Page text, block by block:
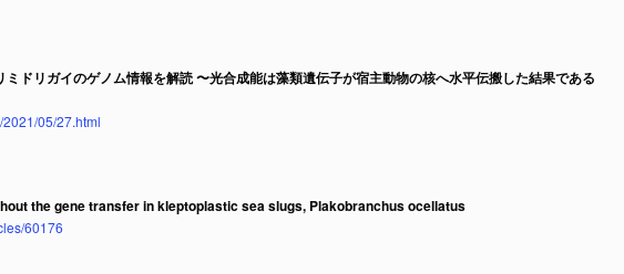
ドリガイのゲノム情報を解読 〜光合成能は藻類遺伝子が宿主動物の核へ水平伝搬した結果である
05/27.html
the gene transfer in kleptoplastic sea slugs, Plakobranchus ocellatus
60176